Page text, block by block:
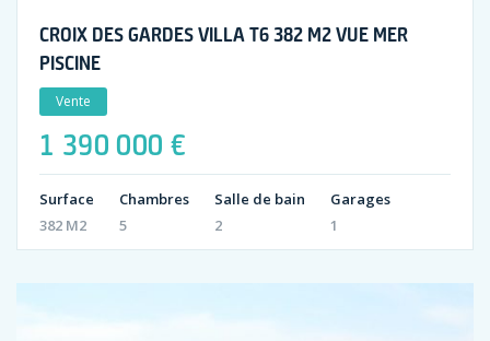
CROIX DES GARDES VILLA T6 382 M2 VUE MER
PISCINE
Vente
1 390 000 €
Surface
382 M2
Chambres
5
Salle de bain
2
Garages
1